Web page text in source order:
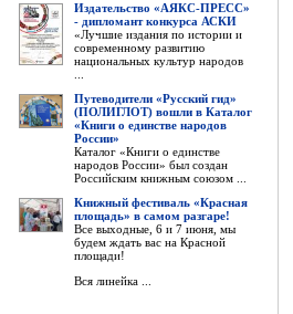
Издательство «АЯКС-ПРЕСС»
- дипломант конкурса АСКИ
«Лучшие издания по истории и
современному развитию
национальных культур народов
Путеводители «Русский гид»
(ПОЛИГЛОТ) вошли в Каталог
«Книги о единстве народов
России»
Каталог «Книги о единстве
народов России» был создан
Российским книжным союзом ...
Книжный фестиваль «Красная
площадь» в самом разгаре!
Все выходные, 6 и 7 июня, мы
будем ждать вас на Красной
площади!
Вся линейка ...